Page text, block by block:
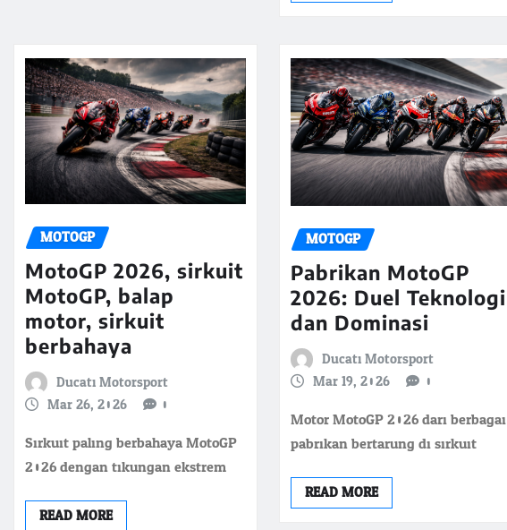
MOTOGP
MotoGP 2026, sirkuit
MotoGP, balap
motor, sirkuit
berbahaya
Ducati Motorsport
Mar 26, 2026
0
Sirkuit paling berbahaya MotoGP
2026 dengan tikungan ekstrem
READ MORE
MOTOGP
Pabrikan MotoGP
2026: Duel Teknologi
dan Dominasi
Ducati Motorsport
Mar 19, 2026
0
Motor MotoGP 2026 dari berbagai
pabrikan bertarung di sirkuit
READ MORE